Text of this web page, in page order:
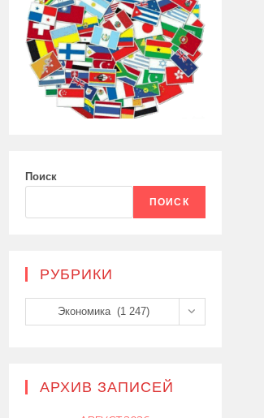
Поиск
ПОИСК
РУБРИКИ
Рубрики
Экономика (1 247)
АРХИВ ЗАПИСЕЙ